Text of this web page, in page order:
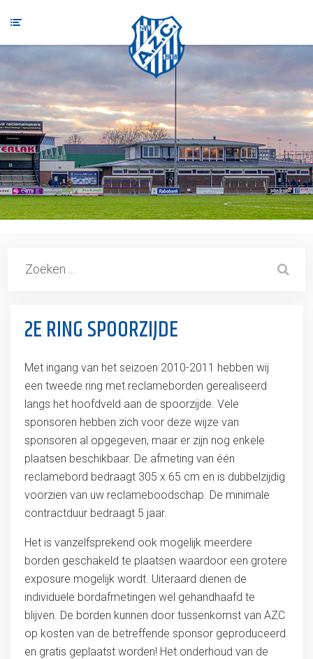
2E RING SPOORZIJDE
Met ingang van het seizoen 2010-2011 hebben wij
een tweede ring met reclameborden gerealiseerd
langs het hoofdveld aan de spoorzijde. Vele
sponsoren hebben zich voor deze wijze van
sponsoren al opgegeven, maar er zijn nog enkele
plaatsen beschikbaar. De afmeting van één
reclamebord bedraagt 305 x 65 cm en is dubbelzijdig
voorzien van uw reclameboodschap. De minimale
contractduur bedraagt 5 jaar.
Het is vanzelfsprekend ook mogelijk meerdere
borden geschakeld te plaatsen waardoor een grotere
exposure mogelijk wordt. Uiteraard dienen de
individuele bordafmetingen wel gehandhaafd te
blijven. De borden kunnen door tussenkomst van AZC
op kosten van de betreffende sponsor geproduceerd
en gratis geplaatst worden! Het onderhoud van de